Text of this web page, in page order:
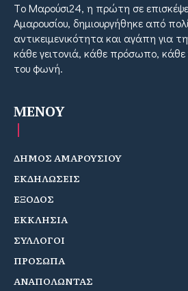
Tο Μαρούσι24, η πρώτη σε
Αμαρουσίου, δημιουργήθηκε από
αντικειμενικότητα και αγάπη για
κάθε γειτονιά, κάθε πρόσωπο, κάθε
του φωνή.
MENOY
ΔΗΜΟΣ ΑΜΑΡΟΥΣΙΟΥ
ΕΚΔΗΛΩΣΕΙΣ
ΕΞΟΔΟΣ
ΕΚΚΛΗΣΙΑ
ΣΥΛΛΟΓΟΙ
ΠΡΟΣΩΠΑ
ΑΝΑΠΟΛΩΝΤΑΣ